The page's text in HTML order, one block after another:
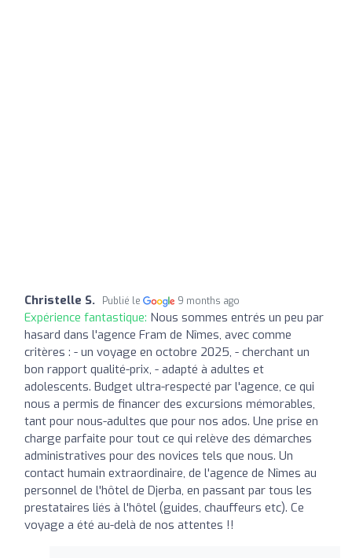
Christelle S. Publié le 9 months ago
Expérience fantastique: Nous sommes entrés un peu par
hasard dans l'agence Fram de Nîmes, avec comme
critères : - un voyage en octobre 2025, - cherchant un
bon rapport qualité-prix, - adapté à adultes et
adolescents. Budget ultra-respecté par l'agence, ce qui
nous a permis de financer des excursions mémorables,
tant pour nous-adultes que pour nos ados. Une prise en
charge parfaite pour tout ce qui relève des démarches
administratives pour des novices tels que nous. Un
contact humain extraordinaire, de l'agence de Nîmes au
personnel de l'hôtel de Djerba, en passant par tous les
prestataires liés à l'hôtel (guides, chauffeurs etc). Ce
voyage a été au-delà de nos attentes !!